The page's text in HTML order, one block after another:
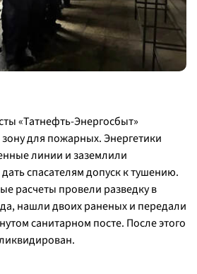
«Татнефть-Энергосбыт»
для пожарных. Энергетики
линии и заземлили
спасателям допуск к тушению.
расчеты провели разведку в
нашли двоих раненых и передали
санитарном посте. После этого